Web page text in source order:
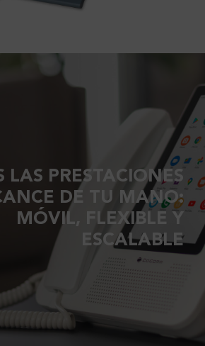
LAS PRESTACIONES
DE TU MANO:
MÓVIL, FLEXIBLE Y
ESCALABLE